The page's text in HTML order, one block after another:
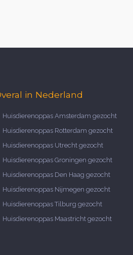
in Nederland
Huisdierenoppas Amsterdam gezocht
Huisdierenoppas Rotterdam gezocht
Huisdierenoppas Utrecht gezocht
Huisdierenoppas Groningen gezocht
Huisdierenoppas Den Haag gezocht
Huisdierenoppas Nijmegen gezocht
Huisdierenoppas Tilburg gezocht
Huisdierenoppas Maastricht gezocht